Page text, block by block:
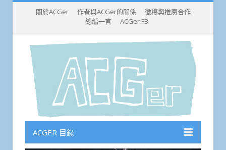
關於ACGer 作者與ACGer的關係
徵稿與推廣合作
總編一言
ACGer FB
ACGER 目錄